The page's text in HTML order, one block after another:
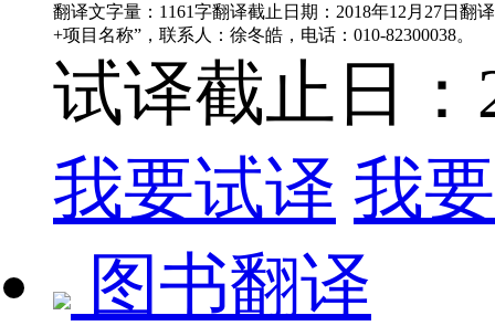
翻译文字量：1161字翻译截止日期：2018年12月27日翻
+项目名称”，联系人：徐冬皓，电话：010-82300038。
试译截止日：
我要试译 我
图书翻译